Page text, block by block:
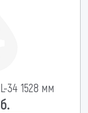
34 1528 мм